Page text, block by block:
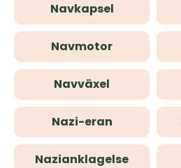
Navkapsel
Navmotor
Navväxel
Nazi-eran
Nazianklagelse